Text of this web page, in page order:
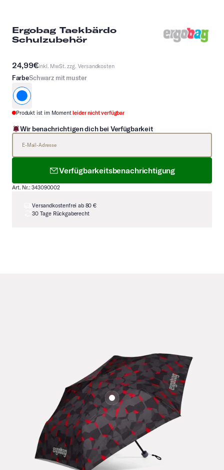
Ergobag Taekbärdo
Schulzubehör
24,99€inkl. MwSt. zzg. Versandkosten
FarbeSchwarz mit muster
schwarz mit Muster
Produkt ist im Momentleider nicht verfügbar
Wir benachrichtigen dich bei Verfügbarkeit
Verfügbarkeitsbenachrichtigung
Art. Nr.: 343090002
Versandkostenfrei ab 80 €
30 Tage Rückgaberecht